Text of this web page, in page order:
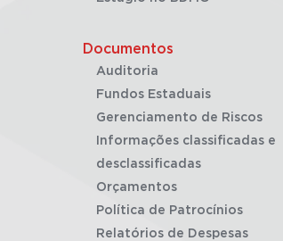
Documentos
Auditoria
Fundos Estaduais
Gerenciamento de Riscos
Informações classificadas e
desclassificadas
Orçamentos
Política de Patrocínios
Relatórios de Despesas